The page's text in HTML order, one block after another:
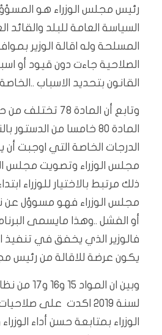
رئيس مجلس الوزراء هو
السياسة العامة للبلد والقائد
المسلحة وله اقالة الوزير
الصلاحية جاءت دون قيود أو
القانون بتحديد الاسباب
وتابع أن المادة
المادة 80 خامسا من
الدرجات الخاصة التي اوجبت
مجلس الوزراء وتصويت مجلس
ذلك مرتبط بالاختيار للوزراء
مجلس الوزراء فهو مسوؤل عن
أو الفشل ..وهذا مايسمى
فالوزير الذي يخفق في تنفيذ
يكون عرضة للاقالة من رئيس
لسنة 2019 اكدت على
الوزراء بمتابعة حسن أداء